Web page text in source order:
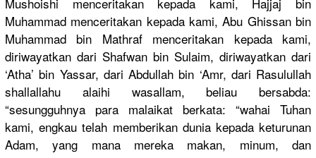
Muhammad menceritakan kepada kami, Abu Ghissan bin
Muhammad bin Mathraf menceritakan kepada kami,
diriwayatkan dari Shafwan bin Sulaim, diriwayatkan dari
‘Atha’ bin Yassar, dari Abdullah bin ‘Amr, dari Rasulullah
shallallahu alaihi wasallam, beliau bersabda:
“sesungguhnya para malaikat berkata: “wahai Tuhan
kami, engkau telah memberikan dunia kepada keturunan
Adam, yang mana mereka makan, minum, dan